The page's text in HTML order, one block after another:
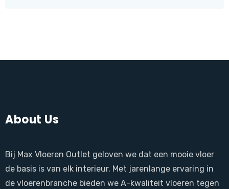
About Us
Bij Max Vloeren Outlet geloven we dat een mooie vloer
de basis is van elk interieur. Met jarenlange ervaring in
de vloerenbranche bieden we A-kwaliteit vloeren tegen